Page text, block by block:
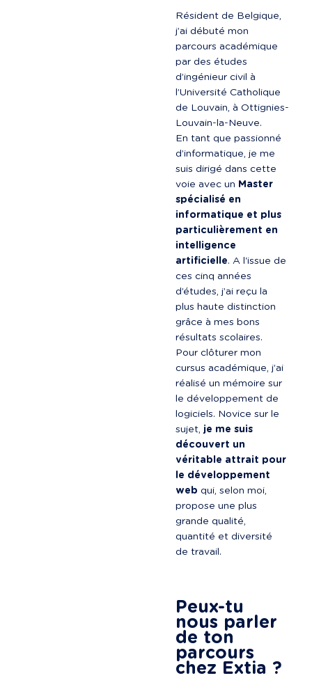
Résident de Belgique,
j’ai débuté mon
parcours académique
par des études
d’ingénieur civil à
l’Université Catholique
de Louvain, à Ottignies-
Louvain-la-Neuve.
En tant que passionné
d’informatique, je me
suis dirigé dans cette
voie avec un Master
spécialisé en
informatique et plus
particulièrement en
intelligence
artificielle. A l'issue de
ces cinq années
d’études, j’ai reçu la
plus haute distinction
grâce à mes bons
résultats scolaires.
Pour clôturer mon
cursus académique, j’ai
réalisé un mémoire sur
le développement de
logiciels. Novice sur le
sujet, je me suis
découvert un
véritable attrait pour
le développement
web qui, selon moi,
propose une plus
grande qualité,
quantité et diversité
de travail.
Peux-tu
nous parler
de ton
parcours
chez Extia ?